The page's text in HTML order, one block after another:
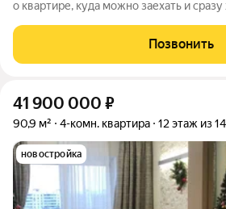
о квартире, куда можно заехать и сразу жить,
квартире всё уже сделано для вашего
отделки до
Позвонить
41 900 000 ₽
90,9 м² 4-комн. квартира 12 этаж из 14
новостройка